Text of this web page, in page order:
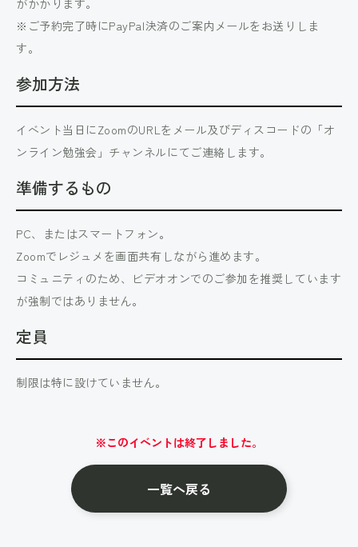
※ご予約完了時にPayPal決済のご案内メールをお送りしま
す。
参加方法
イベント当日にZoomのURLをメール及びディスコードの「オ
ンライン勉強会」チャンネルにてご連絡します。
準備するもの
PC、またはスマートフォン。
Zoomでレジュメを画面共有しながら進めます。
コミュニティのため、ビデオオンでのご参加を推奨しています
が強制ではありません。
定員
制限は特に設けていません。
※このイベントは終了しました。
一覧へ戻る